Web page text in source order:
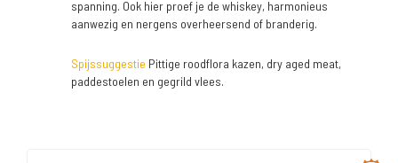
spanning. Ook hier proef je de whiskey, harmonieus
aanwezig en nergens overheersend of branderig.
Spijssuggestie Pittige roodflora kazen, dry aged meat,
paddestoelen en gegrild vlees.